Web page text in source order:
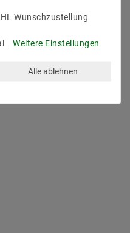
Wunschzustellung
Weitere Einstellungen
Alle ablehnen